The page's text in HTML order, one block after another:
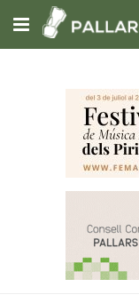
Subscriu-t'hi
Portada